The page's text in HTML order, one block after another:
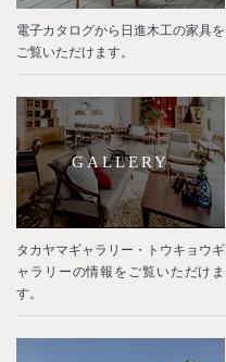
電子カタログから日進木工の家具を
ご覧いただけます。
GALLERY
タカヤマギャラリー・トウキョウギ
ャラリーの情報をご覧いただけま
す。